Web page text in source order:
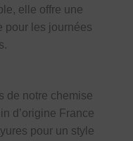
elle offre une
pour les journées
de notre chemise
d’origine France
pour un style